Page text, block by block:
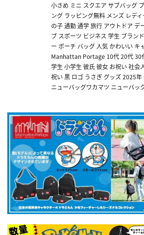
小さめ ミニ スクエア サブバッグ
ング ラッピング無料 メンズ レデ
の子 通勤 通学 旅行 アウトドア デ
ブ スポーツ ビジネス 学生 ブラン
ー ポーチ バッグ 人気 かわいい キ
Manhattan Portage 10代 20代 30
学生 小学生 彼氏 彼女 お祝い 社会
祝い 黒 ロゴ うさぎ グッズ 2025
ニューバッグワカマツ ニューバッ